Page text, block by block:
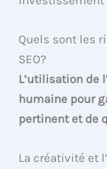
Quels sont les
SEO?
L’utilisation de
humaine pour
pertinent et de
La créativité et